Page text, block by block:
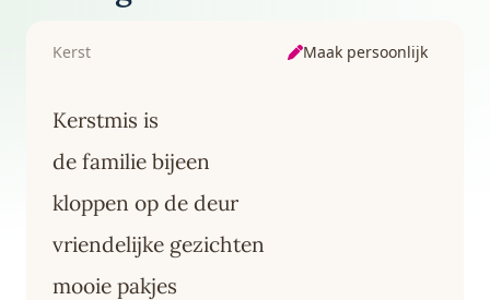
Kerst Maak persoonlijk
Kerstmis is
de familie bijeen
kloppen op de deur
vriendelijke gezichten
mooie pakjes